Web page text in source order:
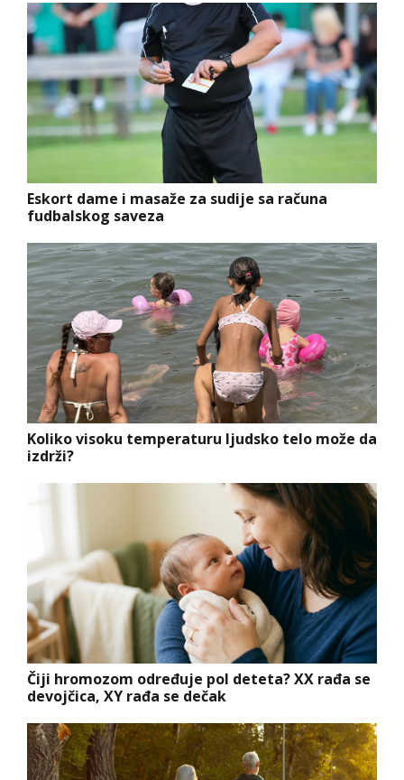
Eskort dame i masaže za sudije sa računa
fudbalskog saveza
Koliko visoku temperaturu ljudsko telo može da
izdrži?
Čiji hromozom određuje pol deteta? XX rađa se
devojčica, XY rađa se dečak